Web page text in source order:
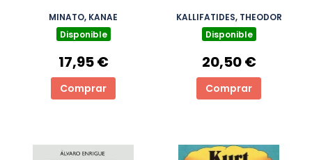
MINATO, KANAE
Disponible
17,95 €
Comprar
KALLIFATIDES, THEODOR
Disponible
20,50 €
Comprar